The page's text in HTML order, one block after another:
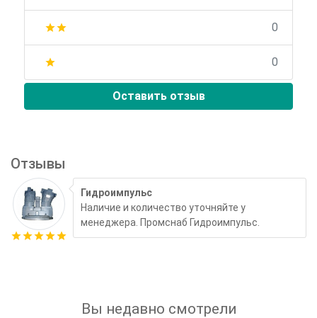
starstar 0
star 0
Оставить отзыв
Отзывы
starstarstarstarstar
Гидроимпульс
Наличие и количество уточняйте у
менеджера. Промснаб Гидроимпульс.
Вы недавно смотрели